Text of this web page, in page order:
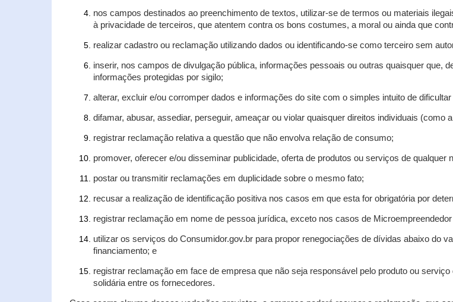
nos campos destinados ao preenchimento de textos, utilizar-se de termos ou materiais
à privacidade de terceiros, que atentem contra os bons costumes, a moral ou ainda que
realizar cadastro ou reclamação utilizando dados ou identificando-se como terceiro sem
inserir, nos campos de divulgação pública, informações pessoais ou outras quaisquer que,
informações protegidas por sigilo;
alterar, excluir e/ou corromper dados e informações do site com o simples intuito de
difamar, abusar, assediar, perseguir, ameaçar ou violar quaisquer direitos individuais (como
registrar reclamação relativa a questão que não envolva relação de consumo;
promover, oferecer e/ou disseminar publicidade, oferta de produtos ou serviços de qualquer
postar ou transmitir reclamações em duplicidade sobre o mesmo fato;
recusar a realização de identificação positiva nos casos em que esta for obrigatória por
registrar reclamação em nome de pessoa jurídica, exceto nos casos de
utilizar os serviços do Consumidor.gov.br para propor renegociações de dívidas abaixo do
financiamento; e
registrar reclamação em face de empresa que não seja responsável pelo produto ou
solidária entre os fornecedores.